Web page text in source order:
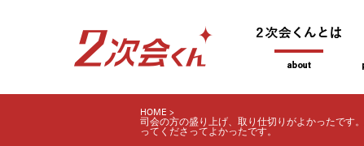
HOME
司会の方の盛り上げ、取り仕切りがよかったです
ってくださってよかったです。